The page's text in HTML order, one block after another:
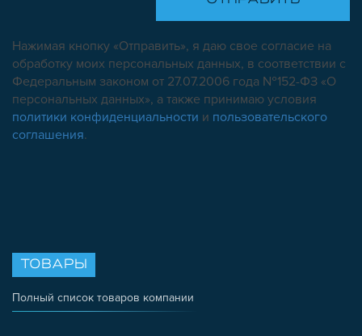
Нажимая кнопку «Отправить», я даю свое согласие на
обработку моих персональных данных, в соответствии с
Федеральным законом от 27.07.2006 года №152-ФЗ «О
персональных данных», а также принимаю условия
политики конфиденциальности и пользовательского
соглашения.
ТОВАРЫ
Полный список товаров компании